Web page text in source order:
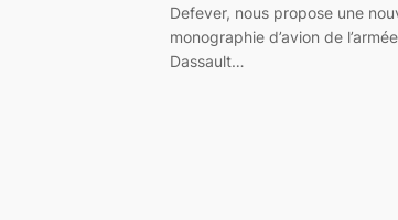
Defever, nous propose une
monographie d’avion de
Dassault…